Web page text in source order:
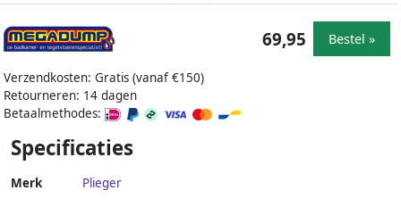
Verzendkosten: Gratis (vanaf €150)
Retourneren: 14 dagen
Betaalmethodes:
69,95 Bestel »
Specificaties
Merk Plieger